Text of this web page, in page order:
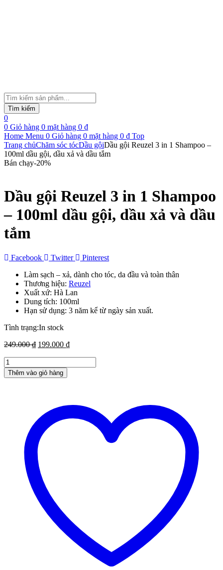
Tìm
kiếm
sản
phẩm
Tìm kiếm
0
0 Giỏ hàng 0 mặt hàng 0 ₫
Home Menu 0 Giỏ hàng 0 mặt hàng 0 ₫ Top
Trang chủChăm sóc tócDầu gộiDầu gội Reuzel 3 in 1 Shampoo –
100ml dầu gội, dầu xả và dầu tắm
Bán chạy-20%
Dầu gội Reuzel 3 in 1 Shampoo
– 100ml dầu gội, dầu xả và dầu
tắm
Facebook Twitter
Pinterest
Làm sạch – xả, dành cho tóc, da đầu và toàn thân
Thương hiệu: Reuzel
Xuất xứ: Hà Lan
Dung tích: 100ml
Hạn sử dụng: 3 năm kể từ ngày sản xuất.
Tình trạng:In stock
249.000₫ Giá
249.000 ₫.
199.000 ₫Giá
Dầu
gội
Reuzel
Thêm vào giỏ hàng